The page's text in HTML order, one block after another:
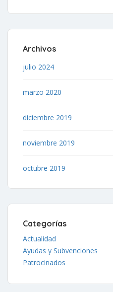
Archivos
julio 2024
marzo 2020
diciembre 2019
noviembre 2019
octubre 2019
Categorías
Actualidad
Ayudas y Subvenciones
Patrocinados